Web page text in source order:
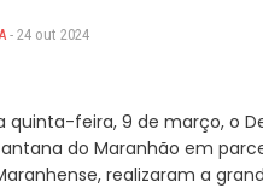
- 24 out 2024
quinta-feira, 9 de março, o
do Maranhão em
realizaram a